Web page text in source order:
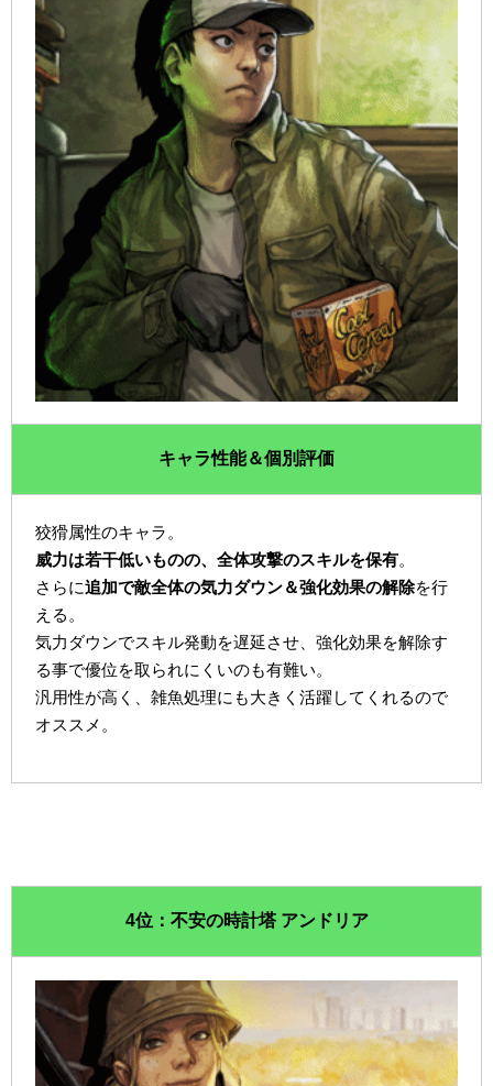
キャラ性能＆個別評価
狡猾属性のキャラ。
威力は若干低いものの、全体攻撃のスキルを保有。
さらに追加で敵全体の気力ダウン＆強化効果の解除を行
える。
気力ダウンでスキル発動を遅延させ、強化効果を解除す
る事で優位を取られにくいのも有難い。
汎用性が高く、雑魚処理にも大きく活躍してくれるので
オススメ。
4位：不安の時計塔 アンドリア